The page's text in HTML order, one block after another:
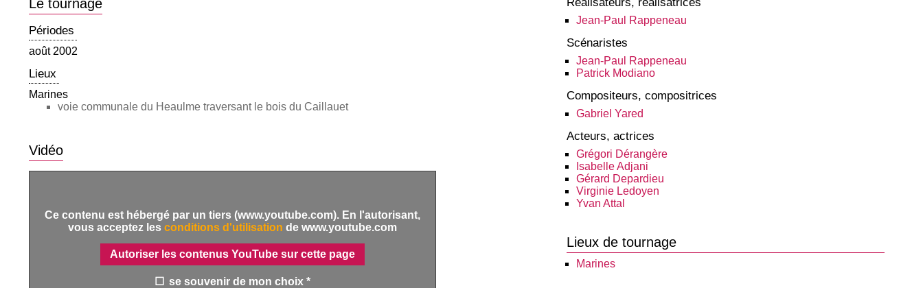
Le tournage
Périodes
août 2002
Lieux
Marines
voie communale du Heaulme traversant le bois du Caillauet
Vidéo
Ce contenu est hébergé par un tiers (www.youtube.com). En l'autorisant,
vous acceptez les conditions d'utilisation de www.youtube.com
Autoriser les contenus YouTube sur cette page
se souvenir de mon choix *
Jean-Paul Rappeneau
Scénaristes
Jean-Paul Rappeneau
Patrick Modiano
Compositeurs, compositrices
Gabriel Yared
Acteurs, actrices
Grégori Dérangère
Isabelle Adjani
Gérard Depardieu
Virginie Ledoyen
Yvan Attal
Lieux de tournage
Marines